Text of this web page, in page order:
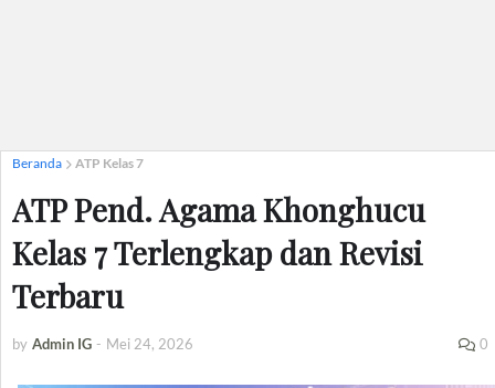
Beranda ATP Kelas 7
ATP Pend. Agama Khonghucu
Kelas 7 Terlengkap dan Revisi
Terbaru
by Admin IG - Mei 24, 2026 0